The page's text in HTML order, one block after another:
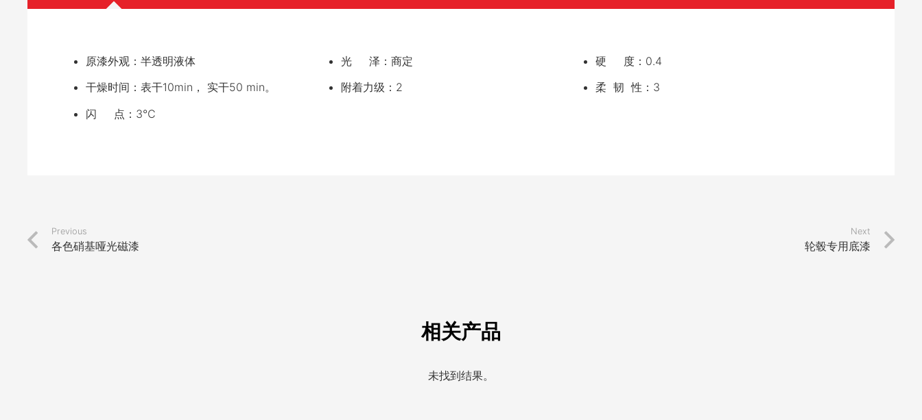
原漆外观：半透明液体 光 泽：商定
硬 度：0.4
干燥时间：表干10min， 实干50 min。
附着力级：2
柔 韧 性：3
闪 点：3℃
Previous
各色硝基哑光磁漆
Next
轮毂专用底漆
相关产品
未找到结果。